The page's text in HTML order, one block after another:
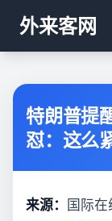
外来客网
特朗普提
怼：这么
来源： 国际在